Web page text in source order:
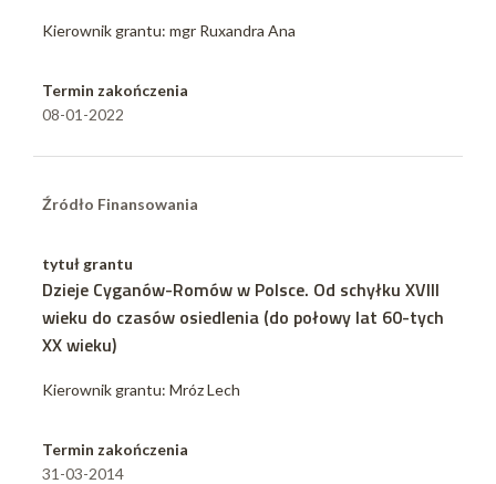
Kierownik grantu: mgr Ruxandra Ana
Termin zakończenia
08-01-2022
Źródło Finansowania
tytuł grantu
Dzieje Cyganów-Romów w Polsce. Od schyłku XVIII
wieku do czasów osiedlenia (do połowy lat 60-tych
XX wieku)
Kierownik grantu: Mróz Lech
Termin zakończenia
31-03-2014